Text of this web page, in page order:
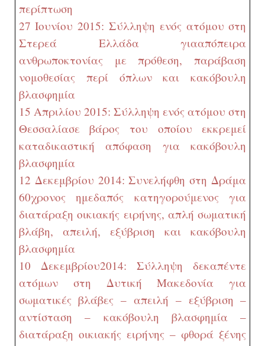
περίπτωση
27 Ιουνίου 2015: Σύλληψη ενός ατόμου στη
Στερεά Ελλάδα γιααπόπειρα
ανθρωποκτονίας με πρόθεση, παράβαση
νομοθεσίας περί όπλων και κακόβουλη
βλασφημία
15 Απριλίου 2015: Σύλληψη ενός ατόμου στη
Θεσσαλίασε βάρος του οποίου εκκρεμεί
καταδικαστική απόφαση για κακόβουλη
βλασφημία
12 Δεκεμβρίου 2014: Συνελήφθη στη Δράμα
60χρονος ημεδαπός κατηγορούμενος για
διατάραξη οικιακής ειρήνης, απλή σωματική
βλάβη, απειλή, εξύβριση και κακόβουλη
βλασφημία
10 Δεκεμβρίου2014: Σύλληψη δεκαπέντε
ατόμων στη Δυτική Μακεδονία για
σωματικές βλάβες – απειλή – εξύβριση –
αντίσταση – κακόβουλη βλασφημία –
διατάραξη οικιακής ειρήνης – φθορά ξένης